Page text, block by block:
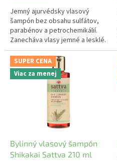
Jemný ajurvédsky vlasový
šampón bez obsahu sulfátov,
parabénov a petrochemikálií.
Zanecháva vlasy jemné a lesklé.
Sójový proteín, kokosový olej a
bylinné extrakty dodávajú...
SUPER CENA
Viac za menej
Bylinný vlasový šampón
Shikakai Sattva 210 ml